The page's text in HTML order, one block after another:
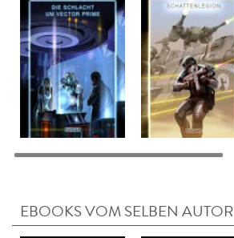
EBOOKS VOM SELBEN AUTOR